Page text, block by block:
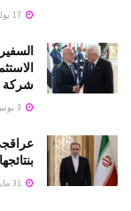
شركة
بنتائجها